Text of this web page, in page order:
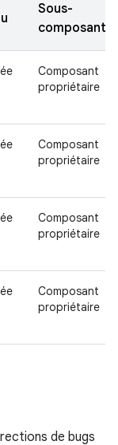
Sous-
composant
Composant
propriétaire
Composant
propriétaire
Composant
propriétaire
Composant
propriétaire
de bugs